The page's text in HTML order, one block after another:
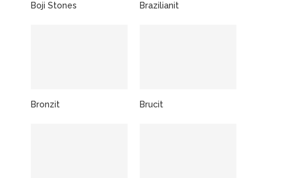
Boji Stones Brazilianit
Bronzit Brucit